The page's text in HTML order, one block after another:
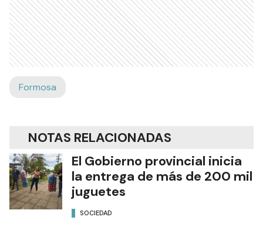
Formosa
NOTAS RELACIONADAS
El Gobierno provincial inicia
la entrega de más de 200 mil
juguetes
SOCIEDAD